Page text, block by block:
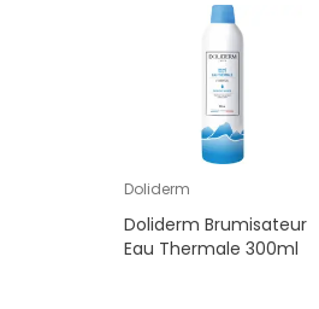
Doliderm
Doliderm Brumisateur
Eau Thermale 300ml